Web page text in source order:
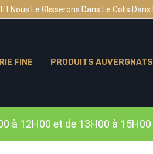
Le Glisserons Dans Le Colis
FINE PRODUITS AUVERGNATS
à 12H00 et de 13H00 à 15H00